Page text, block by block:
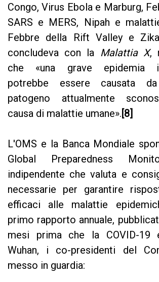
Congo, Virus Ebola e Marburg,
SARS e MERS, Nipah e
Febbre della Rift Valley e
concludeva con la Malattia X,
che «una grave epidemia
potrebbe essere causata
patogeno attualmente
causa di malattie umane».[8]
L'OMS e la Banca Mondiale
Global Preparedness
indipendente che valuta e
necessarie per garantire
efficaci alle malattie
primo rapporto annuale,
mesi prima che la COVID-19
Wuhan, i co-presidenti del
messo in guardia: